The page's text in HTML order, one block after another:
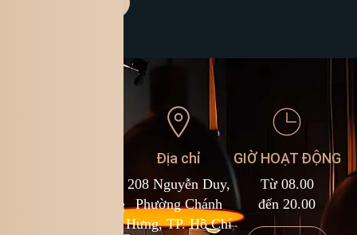
kcf.franchise@kingcoffee.com
Địa chỉ
208 Nguyễn Duy,
Phường Chánh
Hưng, TP. Hồ Chí
GIỜ HOẠT ĐỘNG
Từ 08.00
đến 20.00